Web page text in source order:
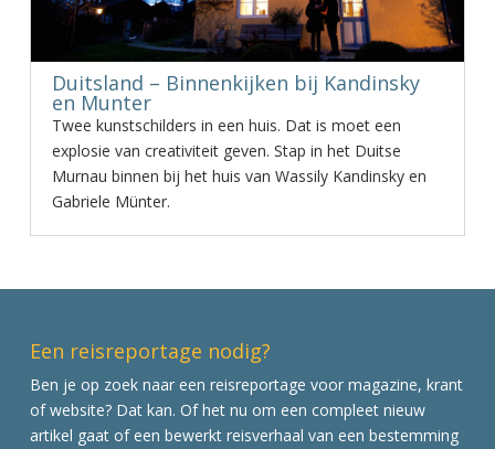
Duitsland – Binnenkijken bij Kandinsky
en Munter
Twee kunstschilders in een huis. Dat is moet een
explosie van creativiteit geven. Stap in het Duitse
Murnau binnen bij het huis van Wassily Kandinsky en
Gabriele Münter.
Een reisreportage nodig?
Ben je op zoek naar een reisreportage voor magazine, krant
of website? Dat kan. Of het nu om een compleet nieuw
artikel gaat of een bewerkt reisverhaal van een bestemming